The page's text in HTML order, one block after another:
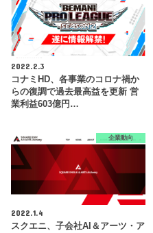
2022.2.3
コナミHD、各事業のコロナ禍か
らの復調で過去最高益を更新 営
業利益603億円…
企業動向
2022.1.4
スクエニ、子会社AI＆アーツ・ア